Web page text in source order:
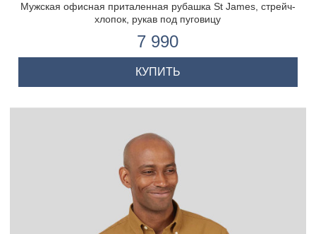
Мужская офисная приталенная рубашка St James, стрейч-
хлопок, рукав под пуговицу
7 990
КУПИТЬ